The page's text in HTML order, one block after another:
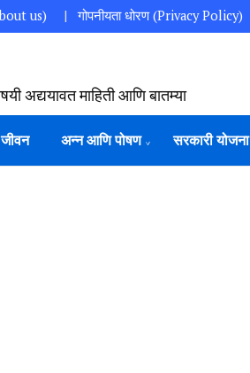
us) गोपनीयता धोरण (Privacy Policy)
अद्ययावत माहिती आणि बातम्या
अन्न आणि पोषण सरकारी योजना